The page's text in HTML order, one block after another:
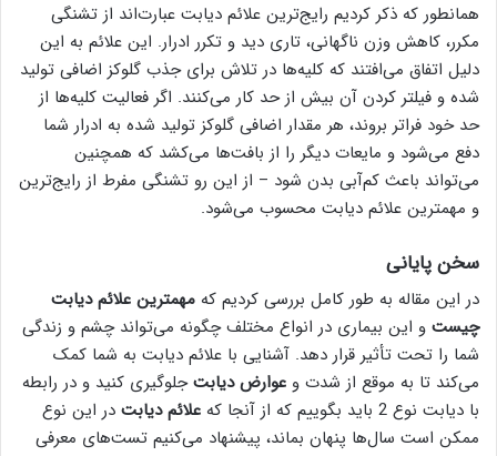
همانطور که ذکر کردیم رایج‌ترین علائم دیابت عبارت‌اند از تشنگی
مکرر، کاهش وزن ناگهانی، تاری دید و تکرر ادرار. این علائم به این
دلیل اتفاق می‌افتند که کلیه‌ها در تلاش برای جذب گلوکز اضافی تولید
شده و فیلتر کردن آن بیش از حد کار می‌کنند. اگر فعالیت کلیه‌ها از
حد خود فراتر بروند، هر مقدار اضافی گلوکز تولید شده به ادرار شما
دفع می‌شود و مایعات دیگر را از بافت‌ها می‌کشد که همچنین
می‌تواند باعث کم‌آبی بدن شود – از این رو تشنگی مفرط از رایج‌ترین
و مهمترین علائم دیابت محسوب می‌شود.
سخن پایانی
در این مقاله به طور کامل بررسی کردیم که مهمترین علائم دیابت
چیست و این بیماری در انواع مختلف چگونه می‌تواند چشم و زندگی
شما را تحت تأثیر قرار دهد. آشنایی با علائم دیابت به شما کمک
می‌کند تا به موقع از شدت و عوارض دیابتجلوگیری کنید و در رابطه
با دیابت نوع 2 باید بگوییم که از آنجا که
علائم دیابت در این نوع
ممکن است سال‌ها پنهان بماند، پیشنهاد می‌کنیم تست‌های معرفی